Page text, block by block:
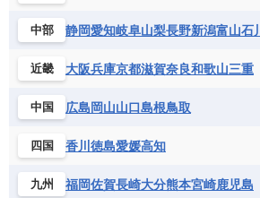
中部 静岡愛知岐阜山梨長野新潟富山石川
近畿 大阪兵庫京都滋賀奈良和歌山三重
中国 広島岡山山口島根鳥取
四国 香川 徳島愛媛高知
九州 福岡佐賀長崎大分熊本宮崎鹿児島